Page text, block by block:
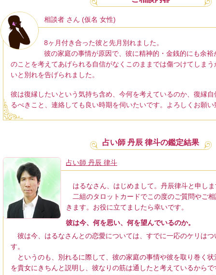
相談者 さん (仮名 女性)
8ヶ月付き合った彼と先月別れました。
彼の家庭の事情が原因で、彼に精神的・金銭的にも余
のことを考えてあげられる自信がなくこのままでは傷つけてしま
いと別れを告げられました。
彼は復縁したいという気持ち含め、今何を考えているのか、復縁
るべきこと、連絡しても良い時期を伺いたいです。よろしくお願い
占い師 丹辰 律斗の鑑定結果
占い師 丹辰 律斗
はるなさん、はじめまして。丹辰律斗と申しま
二組のタロットカードでこの度のご質問やご
きます。お役に立てましたら幸いです。
彼は今、何を思い、何を望んでいるのか。
彼は今、はるなさんとの恋愛については、すでに一応のケリはつ
す。
というのも、別れるに際して、彼の家庭の事情や彼を取り巻く
を貴女にきちんと説明し、彼なりの筋は通したと考えているからで